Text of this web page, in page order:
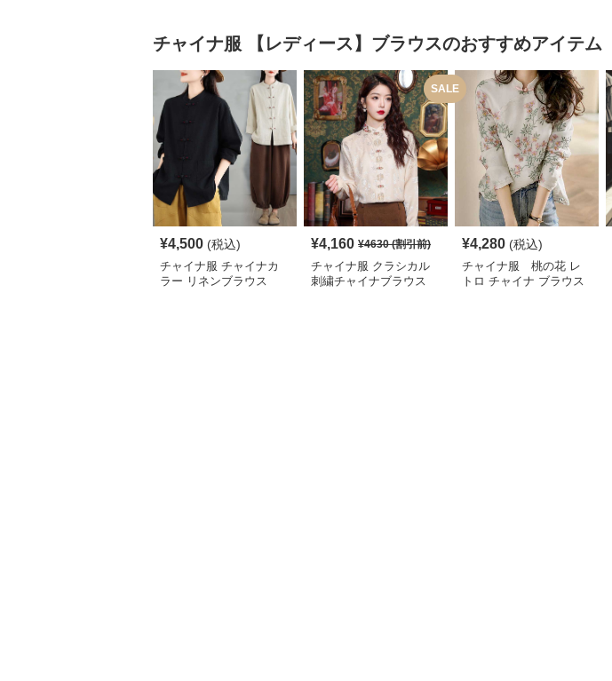
チャイナ服 【レディース】ブラウスのおすすめアイテム
¥4,500 (税込)
チャイナ服 チャイナカ
ラー リネンブラウス
SALE
¥4,160 ¥4630(割引前)
チャイナ服 クラシカル
刺繍チャイナブラウス
¥4,280 (税込)
チャイナ服 桃の花 レ
トロ チャイナ ブラウス